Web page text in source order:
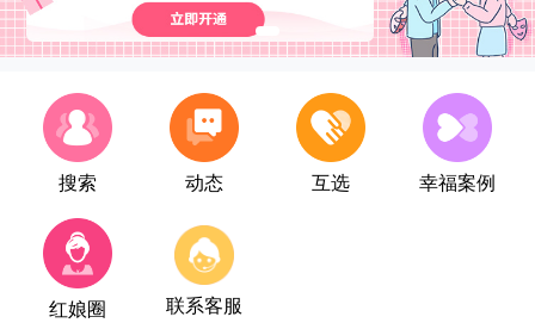
搜索 动态 互选 幸福案例
红娘圈 联系客服